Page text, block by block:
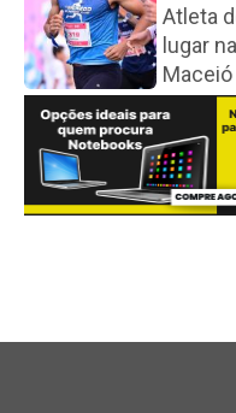
Atleta
lugar
Maceió